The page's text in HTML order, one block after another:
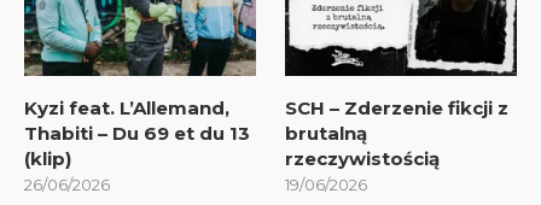
Kyzi feat. L’Allemand,
Thabiti – Du 69 et du 13
(klip)
26/06/2026
SCH – Zderzenie fikcji z
brutalną
rzeczywistością
19/06/2026